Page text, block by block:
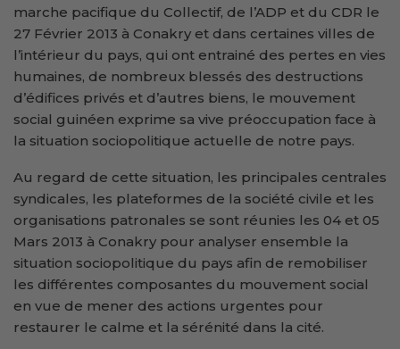
marche pacifique du Collectif, de l’ADP et du CDR le
27 Février 2013 à Conakry et dans certaines villes de
l’intérieur du pays, qui ont entrainé des pertes en vies
humaines, de nombreux blessés des destructions
d’édifices privés et d’autres biens, le mouvement
social guinéen exprime sa vive préoccupation face à
la situation sociopolitique actuelle de notre pays.
Au regard de cette situation, les principales centrales
syndicales, les plateformes de la société civile et les
organisations patronales se sont réunies les 04 et 05
Mars 2013 à Conakry pour analyser ensemble la
situation sociopolitique du pays afin de remobiliser
les différentes composantes du mouvement social
en vue de mener des actions urgentes pour
restaurer le calme et la sérénité dans la cité.